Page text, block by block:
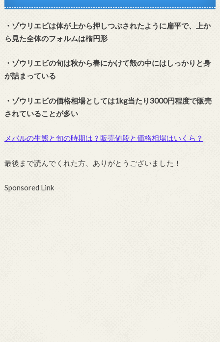
・ゾウリエビは体が上から押しつぶされたように扁平で、上か
ら見た全体のフォルムは楕円形
・ゾウリエビの旬は秋から春にかけて殻の中にはしっかりと身
が詰まっている
・ゾウリエビの価格相場としては1kg当たり3000円程度で販売
されていることが多い
メバルの生態と旬の時期は？販売値段と価格相場はいくら？
最後まで読んでくれた方、ありがとうございました！
Sponsored Link